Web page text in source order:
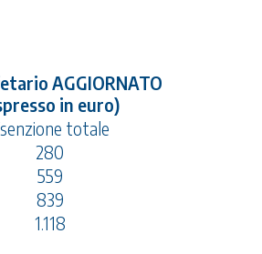
AGGIORNATO
in euro)
totale
280
559
839
1.118